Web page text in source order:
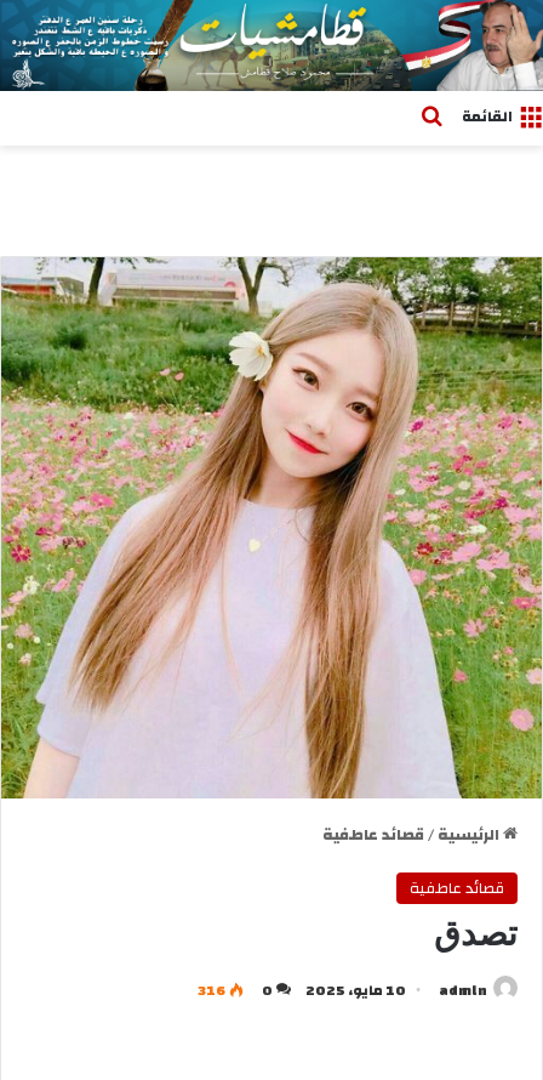
القائمة
الرئيسية/قصائد عاطفية
قصائد عاطفية
تصدق
admln 10 مايو، 2025 0
316